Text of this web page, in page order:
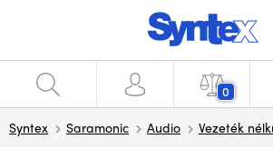
0
Syntex Saramonic Audio Vezeték